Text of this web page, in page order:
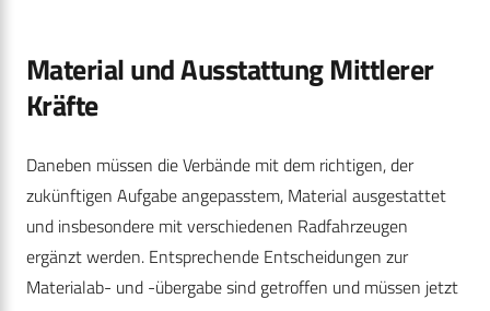
Material und Ausstattung Mittlerer
Kräfte
Daneben müssen die Verbände mit dem richtigen, der
zukünftigen Aufgabe angepasstem, Material ausgestattet
und insbesondere mit verschiedenen Radfahrzeugen
ergänzt werden. Entsprechende Entscheidungen zur
Materialab- und -übergabe sind getroffen und müssen jetzt